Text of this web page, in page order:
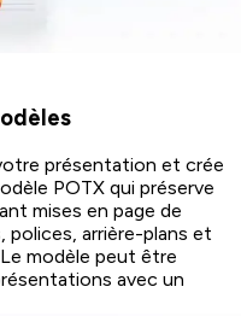
présentation et crée
POTX qui préserve
mises en page de
polices, arrière-plans et
modèle peut être
avec un